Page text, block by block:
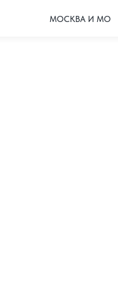
МОСКВА И МО